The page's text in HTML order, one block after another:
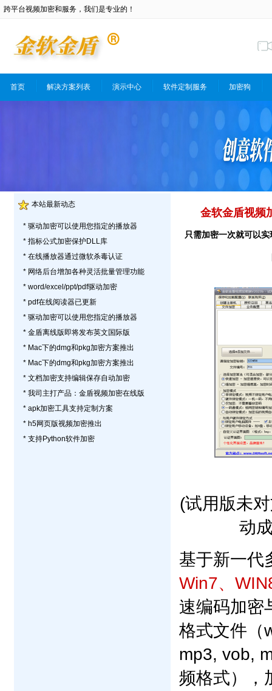
跨平台视频加密和服务，我们是专业的！
首页 解决方案列表 演示中心 软件定制服务 加密狗
本站最新动态
* 驱动加密可以使用您指定的播放器
* 指标公式加密保护DLL库
* 在线播放器通过微软杀毒认证
* 网络后台增加各种灵活批量管理功能
* word/excel/ppt/pdf驱动加密
* pdf在线阅读器已更新
* 驱动加密可以使用您指定的播放器
* 金盾离线版即将发布英文国际版
* Mac下的dmg和pkg加密方案推出
* Mac下的dmg和pkg加密方案推出
* 文档加密支持编辑保存自动加密
* 我司主打产品：金盾视频加密在线版
* apk加密工具支持定制方案
* h5网页版视频加密推出
* 支持Python软件加密
金软金盾视频
只需加密一次就可以
(试用版未
动
基于新一代
Win7、
速编码加密
格式文件（
mp3, vob,
频格式），